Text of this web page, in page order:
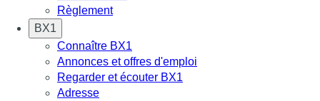
Règlement
BX1
Connaître BX1
Annonces et offres d'emploi
Regarder et écouter BX1
Adresse